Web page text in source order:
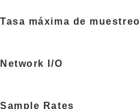
Tasa máxima de muestreo
Network I/O
Sample Rates